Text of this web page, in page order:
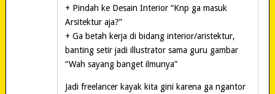
+ Pindah ke Desain Interior “Knp ga masuk
Arsitektur aja?”
+ Ga betah kerja di bidang interior/aristektur,
banting setir jadi illustrator sama guru gambar
“Wah sayang banget ilmunya”
Jadi freelancer kayak kita gini karena ga ngantor